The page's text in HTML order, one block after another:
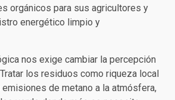
orgánicos para sus agricultores y
energético limpio y
nos exige cambiar la percepción
los residuos como riqueza local
de metano a la atmósfera,